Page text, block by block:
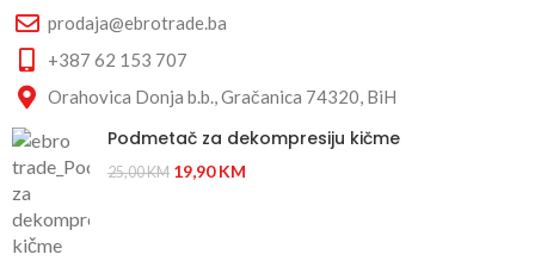
prodaja@ebrotrade.ba
+387 62 153 707
Orahovica Donja b.b., Gračanica 74320, BiH
Podmetač za dekompresiju kičme
25,00KM 19,90KM